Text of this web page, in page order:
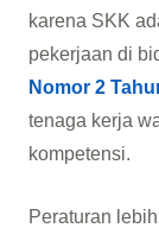
karena SKK
pekerjaan di
Nomor 2
tenaga kerja
kompetensi.
Peraturan